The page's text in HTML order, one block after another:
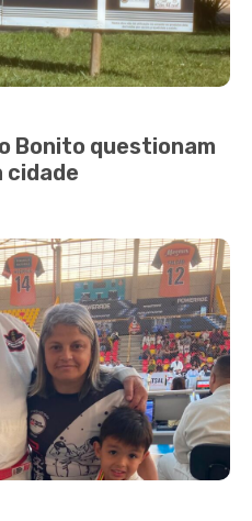
Bonito questionam
cidade